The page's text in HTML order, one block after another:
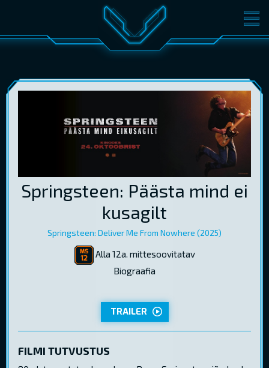
FILMID PILETID
KINKEKAARDID
EST LOGI SISSE
Springsteen: Päästa mind ei
kusagilt
Springsteen: Deliver Me From Nowhere (2025)
Alla 12a. mittesoovitatav
Biograafia
TRAILER
FILMI TUTVUSTUS